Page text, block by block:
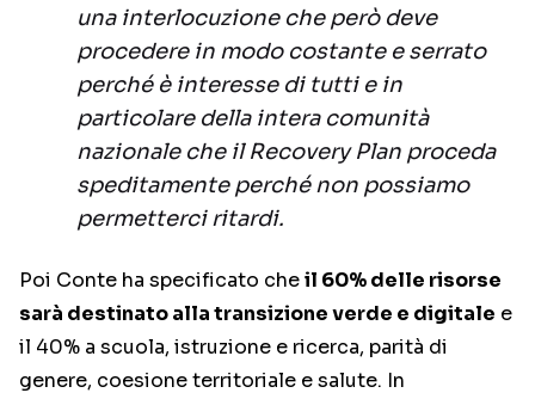
una interlocuzione che però deve
procedere in modo costante e serrato
perché è interesse di tutti e in
particolare della intera comunità
nazionale che il Recovery Plan proceda
speditamente perché non possiamo
permetterci ritardi.
Poi Conte ha specificato cheil 60% delle risorse
sarà destinato alla transizione verde e digitale e
il 40% a scuola, istruzione e ricerca, parità di
genere, coesione territoriale e salute. In